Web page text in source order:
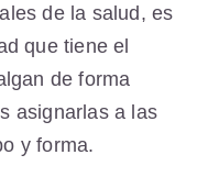
de la salud, es
que tiene el
de forma
asignarlas a las
y forma.